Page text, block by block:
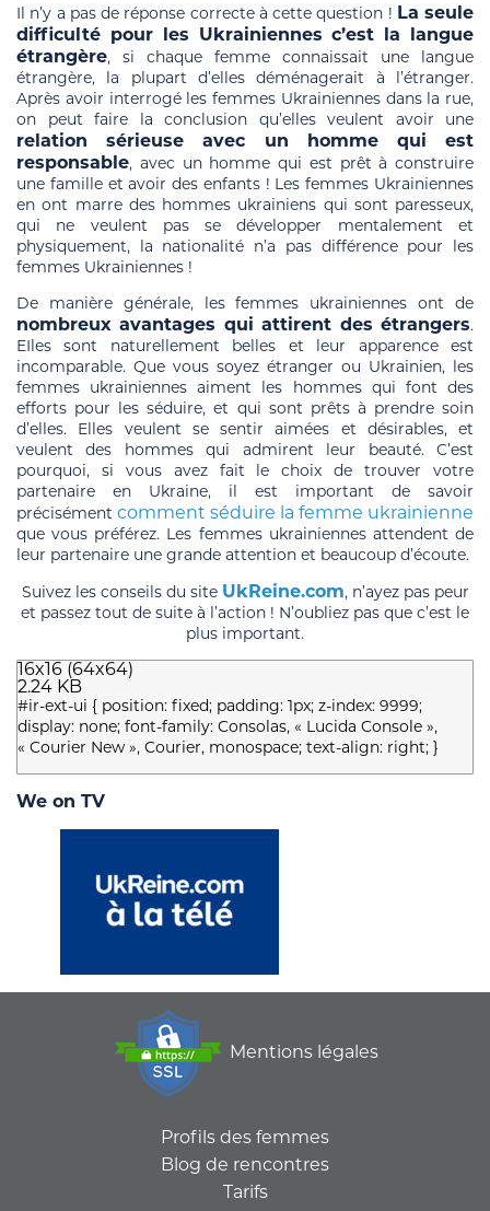
Il n’y a pas de réponse correcte à cette question ! La seule
difficulté pour les Ukrainiennes c’est la langue
étrangère, si chaque femme connaissait une langue
étrangère, la plupart d’elles déménagerait à l’étranger.
Après avoir interrogé les femmes Ukrainiennes dans la rue,
on peut faire la conclusion qu’elles veulent avoir une
relation sérieuse avec un homme qui est
responsable, avec un homme qui est prêt à construire
une famille et avoir des enfants ! Les femmes Ukrainiennes
en ont marre des hommes ukrainiens qui sont paresseux,
qui ne veulent pas se développer mentalement et
physiquement, la nationalité n’a pas différence pour les
femmes Ukrainiennes !
De manière générale, les femmes ukrainiennes ont de
nombreux avantages qui attirent des étrangers.
EIles sont naturellement belles et leur apparence est
incomparable. Que vous soyez étranger ou Ukrainien, les
femmes ukrainiennes aiment les hommes qui font des
efforts pour les séduire, et qui sont prêts à prendre soin
d’elles. Elles veulent se sentir aimées et désirables, et
veulent des hommes qui admirent leur beauté. C’est
pourquoi, si vous avez fait le choix de trouver votre
partenaire en Ukraine, il est important de savoir
précisément comment séduire la femme ukrainienne
que vous préférez. Les femmes ukrainiennes attendent de
leur partenaire une grande attention et beaucoup d’écoute.
Suivez les conseils du site UkReine.com, n’ayez pas peur
et passez tout de suite à l’action ! N’oubliez pas que c’est le
plus important.
16x16 (64x64)
2.24 KB
#ir-ext-ui { position: fixed; padding: 1px; z-index: 9999;
display: none; font-family: Consolas, « Lucida Console »,
« Courier New », Courier, monospace; text-align: right; }
We on TV
Mentions légales
Profils des femmes
Blog de rencontres
Tarifs